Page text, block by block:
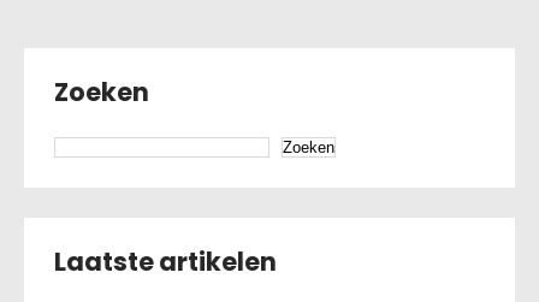
Zoeken
Zoeken
Laatste artikelen